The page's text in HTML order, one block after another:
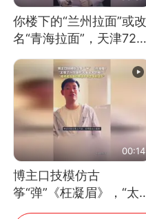
你楼下的“兰州拉面”或改
名“青海拉面”，天津72家
面馆已集体更换招牌
00:14
博主口技模仿古
筝“弹”《枉凝眉》，“太
像了～你是吃古筝长大